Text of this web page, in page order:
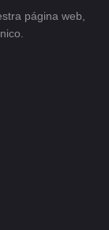
página web,